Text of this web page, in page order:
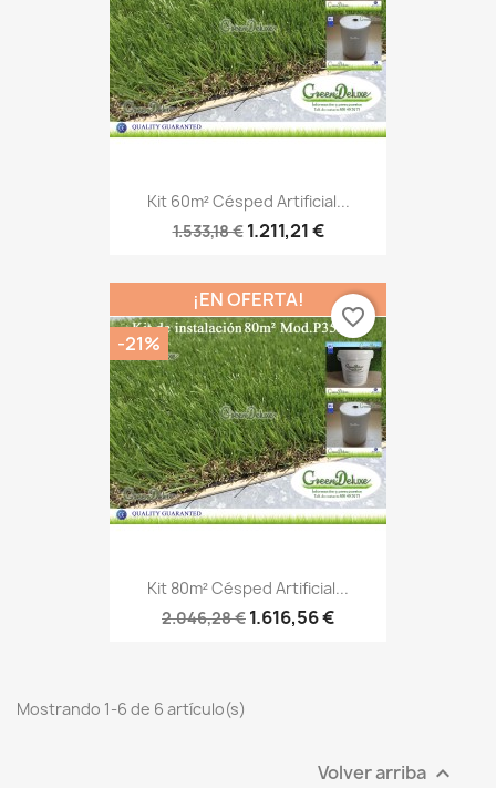
Kit 60m² Césped Artificial...
1.533,18 € 1.211,21 €
Kit 80m² Césped Artificial...
2.046,28 € 1.616,56 €
¡EN OFERTA!
-21%
favorite_border
Mostrando 1-6 de 6 artículo(s)
Volver arriba 